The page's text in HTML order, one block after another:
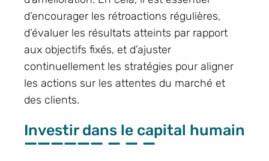
d’encourager les rétroactions régulières,
d’évaluer les résultats atteints par rapport
aux objectifs fixés, et d’ajuster
continuellement les stratégies pour aligner
les actions sur les attentes du marché et
des clients.
Investir dans le capital humain